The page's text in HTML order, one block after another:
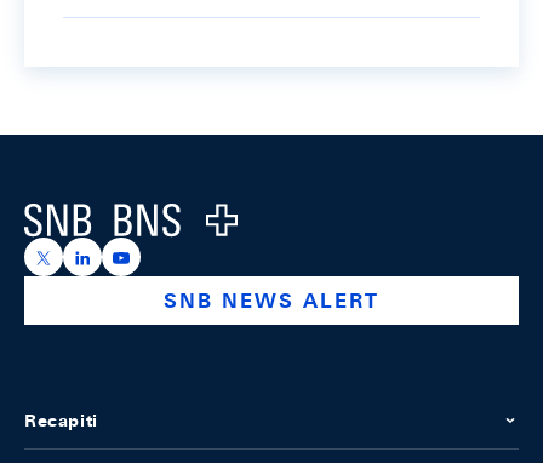
Logo
https://x.com/snb_bns
https://ch.linkedin.com/company/swiss-national-
https://www.youtube.com/@swissnationalbank
SNB NEWS ALERT
Recapiti